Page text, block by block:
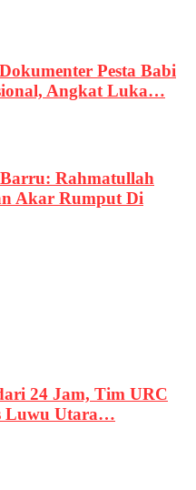
Pesta Babi
Angkat Luka…
Rahmatullah
Akar Rumput Di
24 Jam, Tim URC
Luwu Utara…